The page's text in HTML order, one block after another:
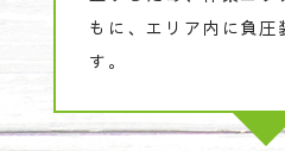
もに、エリア内に負圧
す。